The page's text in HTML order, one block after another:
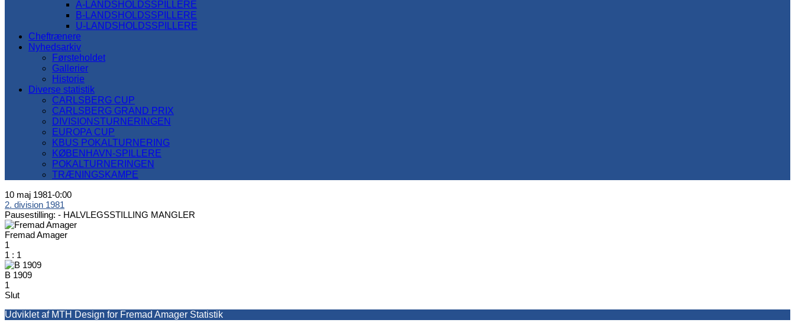
A-LANDSHOLDSSPILLERE
B-LANDSHOLDSSPILLERE
U-LANDSHOLDSSPILLERE
Cheftrænere
Nyhedsarkiv
Førsteholdet
Gallerier
Historie
Diverse statistik
CARLSBERG CUP
CARLSBERG GRAND PRIX
DIVISIONSTURNERINGEN
EUROPA CUP
KBUS POKALTURNERING
KØBENHAVN-SPILLERE
POKALTURNERINGEN
TRÆNINGSKAMPE
10 maj 1981-0:00
2. division 1981
Pausestilling: - HALVLEGSSTILLING MANGLER
Fremad Amager
1
1 : 1
B 1909
1
Slut
Udviklet af MTH Design for Fremad Amager Statistik